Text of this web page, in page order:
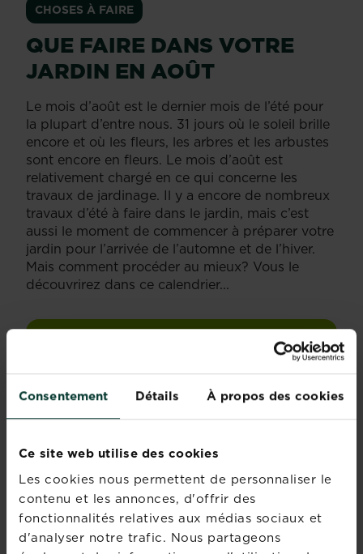
Consentement Détails À propos des cookies
Ce site web utilise des cookies
Les cookies nous permettent de personnaliser le
contenu et les annonces, d'offrir des
fonctionnalités relatives aux médias sociaux et
d'analyser notre trafic. Nous partageons
CHOSES À FAIRE
QUE FAIRE DANS VOTRE
JARDIN EN AOÛT
Le mois d’août est le dernier mois de l’été pour
la plupart d’entre nous. 31 jours où le soleil brille
encore et où les fleurs, les arbres et les arbustes
sont encore en fleurs. Le mois d’août est
relativement chargé en ce qui concerne les
travaux de jardinage. Il y a encore de nombreux
travaux d’été à faire dans le jardin, mais c’est
aussi le moment de commencer à préparer votre
jardin pour l’arrivée de l’automne et de l’hiver.
Mais comment procéder au mieux? Vous le
découvrirez dans ce calendrier...
Découvrez notre calendrier du jardin